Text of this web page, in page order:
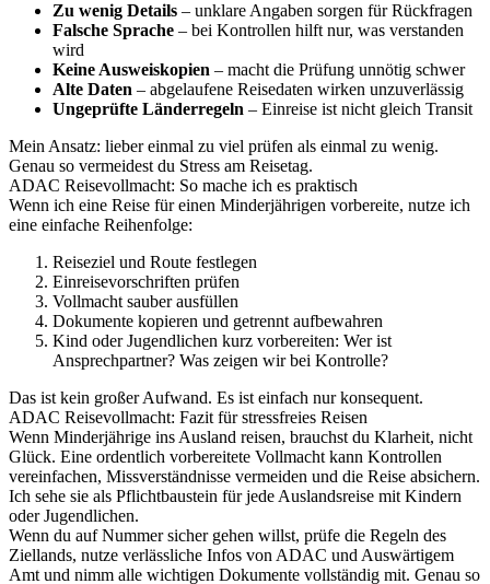
Zu wenig Details – unklare Angaben sorgen für Rückfragen
Falsche Sprache – bei Kontrollen hilft nur, was verstanden
wird
Keine Ausweiskopien – macht die Prüfung unnötig schwer
Alte Daten – abgelaufene Reisedaten wirken unzuverlässig
Ungeprüfte Länderregeln – Einreise ist nicht gleich Transit
Mein Ansatz: lieber einmal zu viel prüfen als einmal zu wenig.
Genau so vermeidest du Stress am Reisetag.
ADAC Reisevollmacht: So mache ich es praktisch
Wenn ich eine Reise für einen Minderjährigen vorbereite, nutze ich
eine einfache Reihenfolge:
Reiseziel und Route festlegen
Einreisevorschriften prüfen
Vollmacht sauber ausfüllen
Dokumente kopieren und getrennt aufbewahren
Kind oder Jugendlichen kurz vorbereiten: Wer ist
Ansprechpartner? Was zeigen wir bei Kontrolle?
Das ist kein großer Aufwand. Es ist einfach nur konsequent.
ADAC Reisevollmacht: Fazit für stressfreies Reisen
Wenn Minderjährige ins Ausland reisen, brauchst du Klarheit, nicht
Glück. Eine ordentlich vorbereitete Vollmacht kann Kontrollen
vereinfachen, Missverständnisse vermeiden und die Reise absichern.
Ich sehe sie als Pflichtbaustein für jede Auslandsreise mit Kindern
oder Jugendlichen.
Wenn du auf Nummer sicher gehen willst, prüfe die Regeln des
Ziellands, nutze verlässliche Infos von ADAC und Auswärtigem
Amt und nimm alle wichtigen Dokumente vollständig mit. Genau so